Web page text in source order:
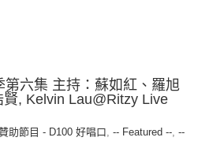
第六集 主持：蘇如紅、羅旭
, Kelvin Lau@Ritzy Live
助節目 - D100 好唱口, -- Featured --, --